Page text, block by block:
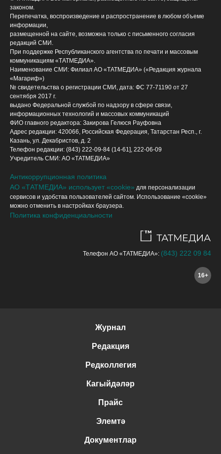
законом.
Перепечатка, воспроизведение и распространение в любом объеме
информации,
размещенной на сайте, возможна только с письменного согласия
редакций СМИ.
При поддержке Республиканского агентства по печати и массовым
коммуникациям «ТАТМЕДИА».
Наименование СМИ: Филиал АО «ТАТМЕДИА» («Редакция журнала
«Магариф»)
№ свидетельства о регистрации СМИ, дата: ФС 77-71190 от 27
сентября 2017 г.
выдано Федеральной службой по надзору в сфере связи,
информационных технологий и массовых коммуникаций
ФИО главного редактора: Закирова Гелюся Рауфовна
Адрес редакции: 420066, Российская Федерация, Татарстан Респ., г.
Казань, ул. Декабристов, д. 2
Телефон редакции: (843) 222-09-84 (14-61], 222-06-09
Учредитель СМИ: АО «ТАТМЕДИА»
Антикоррупционная политика
АО «ТАТМЕДИА» использует «cookie» для персонализации
сервисов и удобства пользователей сайтом. Использование «cookie»
можно отменить в настройках браузера.
Политика конфиденциальности
Телефон АО «ТАТМЕДИА»: (843) 222 09 84
16+
Журнал
Редакция
Редколлегия
Кагыйдәләр
Прайс
Элемтә
Документлар